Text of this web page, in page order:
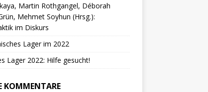
Martin Rothgangel, Déborah
Mehmet Soyhun (Hrsg.):
im Diskurs
Lager im 2022
Lager 2022: Hilfe gesucht!
KOMMENTARE